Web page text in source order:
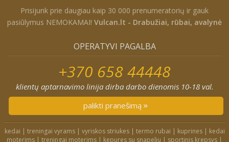
Prisijunk prie daugiau kaip 30 000 prenumeratorių ir gauk
pasiūlymus NEMOKAMAI! Vulcan.lt - Drabužiai, rūbai, avalynė
OPERATYVI PAGALBA
+370 658 44448
klientų aptarnavimo linija dirba darbo dienomis 10-18 val.
palikti pranešimą
kedai | treningai vyrams| vyriskos striukes| termo rubai | kuprines| kedai
moterims | treningai moterims | kepures su snapeliu | sportinis krepsys |